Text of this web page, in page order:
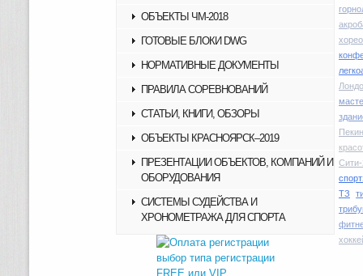
ОБЪЕКТЫ ЧМ-2018
ГОТОВЫЕ БЛОКИ DWG
НОРМАТИВНЫЕ ДОКУМЕНТЫ
ПРАВИЛА СОРЕВНОВАНИЙ
СТАТЬИ, КНИГИ, ОБЗОРЫ
ОБЪЕКТЫ КРАСНОЯРСК–2019
ПРЕЗЕНТАЦИИ ОБЪЕКТОВ, КОМПАНИЙ И
ОБОРУДОВАНИЯ
СИСТЕМЫ СУДЕЙСТВА И
ХРОНОМЕТРАЖА ДЛЯ СПОРТА
ТЗ